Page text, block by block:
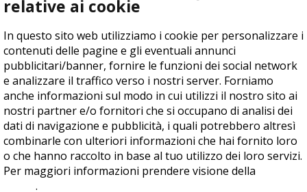
relative ai cookie
In questo sito web utilizziamo i cookie per personalizzare i
contenuti delle pagine e gli eventuali annunci
pubblicitari/banner, fornire le funzioni dei social network
e analizzare il traffico verso i nostri server. Forniamo
anche informazioni sul modo in cui utilizzi il nostro sito ai
nostri partner e/o fornitori che si occupano di analisi dei
dati di navigazione e pubblicità, i quali potrebbero altresì
combinarle con ulteriori informazioni che hai fornito loro
o che hanno raccolto in base al tuo utilizzo dei loro servizi.
Per maggiori informazioni prendere visione della
.
ASD Let's Sport - Via T. Olivelli 3, 25014 Castenedolo (BS) - P. Iva:
04278030988
© Copyright 2015 | All Rights Reserved - Powered byDynDevice
Privacy Policy Cookie Policy Accessibilità Sitemap